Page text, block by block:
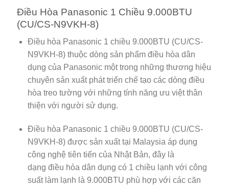
Điều Hòa Panasonic 1 Chiều 9.000BTU
(CU/CS-N9VKH-8)
Điều hòa Panasonic 1 chiều 9.000BTU (CU/CS-
N9VKH-8) thuộc dòng sản phẩm điều hòa dân
dụng của Panasonic một trong những thương hiệu
chuyên sản xuất phát triển chế tạo các dòng điều
hòa treo tường với những tính năng ưu việt thân
thiện với người sử dụng.
Điều hòa Panasonic 1 chiều 9.000BTU (CU/CS-
N9VKH-8) được sản xuất tại Malaysia áp dụng
công nghệ tiên tiến của Nhật Bản, đây là
dạng điều hòa dân dụng có 1 chiều lạnh với công
suất làm lạnh là 9.000BTU phù hợp với các căn